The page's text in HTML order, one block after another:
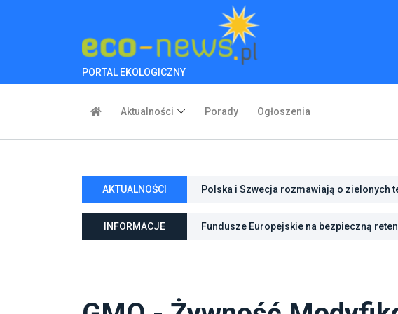
PORTAL EKOLOGICZNY
Aktualności Porady Ogłoszenia
AKTUALNOŚCI Większy wpływ obywateli na programy
INFORMACJE Fundusze Europejskie na bezpieczną